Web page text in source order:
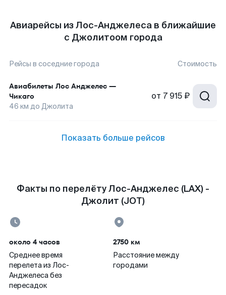
Авиарейсы из Лос-Анджелеса в ближайшие
с Джолитоом города
Рейсы в соседние города Стоимость
Авиабилеты Лос Анджелес —
Чикаго
46 км до Джолита
от 7 915 ₽
Показать больше рейсов
Факты по перелёту Лос-Анджелес (LAX) -
Джолит (JOT)
около 4 часов
Среднее время
перелета из Лос-
Анджелеса без
пересадок
2750 км
Расстояние между
городами